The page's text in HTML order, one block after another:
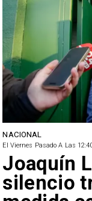
NACIONAL
El Viernes Pasado A Las
Joaquín
silencio